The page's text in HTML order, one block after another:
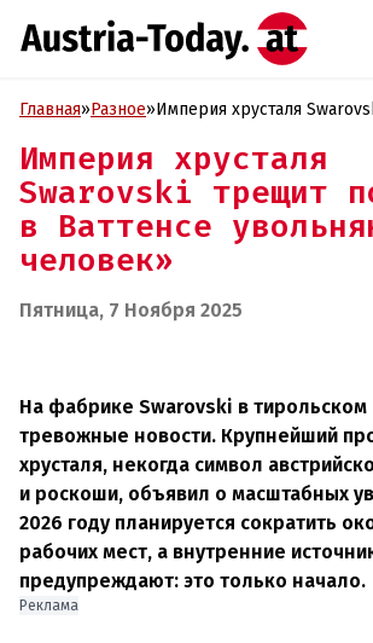
Главная»Разное»Империя хрусталя
Империя хрусталя
Swarovski трещит
в Ваттенсе
человек»
Пятница, 7 Ноября 2025
На фабрике Swarovski в тирольском
тревожные новости. Крупнейший
хрусталя, некогда символ
и роскоши, объявил о масштабных
2026 году планируется сократить
рабочих мест, а внутренние
предупреждают: это только начало.
Реклама